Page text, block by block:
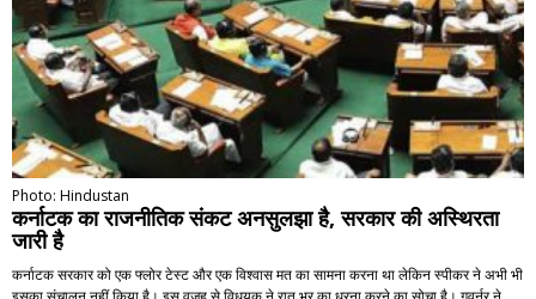
Photo: Hindustan
कर्नाटक का राजनीतिक संकट अनसुलझा है, सरकार की अस्थिरता
जारी है
कर्नाटक सरकार को एक फ्लोर टेस्ट और एक विश्वास मत का सामना करना था लेकिन स्पीकर ने अभी भी